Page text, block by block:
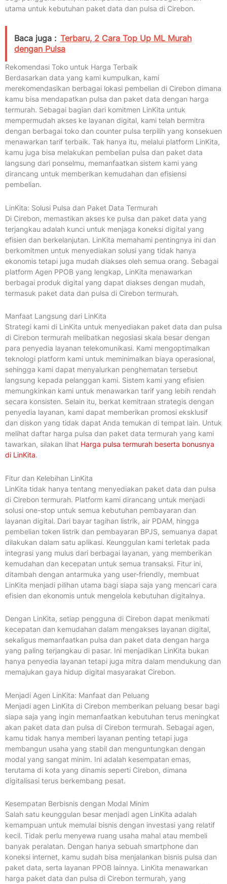
utama untuk kebutuhan paket data dan pulsa di Cirebon.
Baca juga : Terbaru, 2 Cara Top Up ML Murah
dengan Pulsa
Rekomendasi Toko untuk Harga Terbaik
Berdasarkan data yang kami kumpulkan, kami
merekomendasikan berbagai lokasi pembelian di Cirebon dimana
kamu bisa mendapatkan pulsa dan paket data dengan harga
termurah. Sebagai bagian dari komitmen LinKita untuk
mempermudah akses ke layanan digital, kami telah bermitra
dengan berbagai toko dan counter pulsa terpilih yang konsekuen
menawarkan tarif terbaik. Tak hanya itu, melalui platform LinKita,
kamu juga bisa melakukan pembelian pulsa dan paket data
langsung dari ponselmu, memanfaatkan sistem kami yang
dirancang untuk memberikan kemudahan dan efisiensi
pembelian.
LinKita: Solusi Pulsa dan Paket Data Termurah
Di Cirebon, memastikan akses ke pulsa dan paket data yang
terjangkau adalah kunci untuk menjaga koneksi digital yang
efisien dan berkelanjutan. LinKita memahami pentingnya ini dan
berkomitmen untuk menyediakan solusi yang tidak hanya
ekonomis tetapi juga mudah diakses oleh semua orang. Sebagai
platform Agen PPOB yang lengkap, LinKita menawarkan
berbagai produk digital yang dapat diakses dengan mudah,
termasuk paket data dan pulsa di Cirebon termurah.
Manfaat Langsung dari LinKita
Strategi kami di LinKita untuk menyediakan paket data dan pulsa
di Cirebon termurah melibatkan negosiasi skala besar dengan
para penyedia layanan telekomunikasi. Kami mengoptimalkan
teknologi platform kami untuk meminimalkan biaya operasional,
sehingga kami dapat menyalurkan penghematan tersebut
langsung kepada pelanggan kami. Sistem kami yang efisien
memungkinkan kami untuk menawarkan tarif yang lebih rendah
secara konsisten. Selain itu, berkat kemitraan strategis dengan
penyedia layanan, kami dapat memberikan promosi eksklusif
dan diskon yang tidak dapat Anda temukan di tempat lain. Untuk
melihat daftar harga pulsa dan paket data termurah yang kami
tawarkan, silakan lihat Harga pulsa termurah beserta bonusnya
di LinKita.
Fitur dan Kelebihan LinKita
LinKita tidak hanya tentang menyediakan paket data dan pulsa
di Cirebon termurah. Platform kami dirancang untuk menjadi
solusi one-stop untuk semua kebutuhan pembayaran dan
layanan digital. Dari bayar tagihan listrik, air PDAM, hingga
pembelian token listrik dan pembayaran BPJS, semuanya dapat
dilakukan dalam satu aplikasi. Keunggulan kami terletak pada
integrasi yang mulus dari berbagai layanan, yang memberikan
kemudahan dan kecepatan untuk semua transaksi. Fitur ini,
ditambah dengan antarmuka yang user-friendly, membuat
LinKita menjadi pilihan utama bagi siapa saja yang mencari cara
efisien dan ekonomis untuk mengelola kebutuhan digitalnya.
Dengan LinKita, setiap pengguna di Cirebon dapat menikmati
kecepatan dan kemudahan dalam mengakses layanan digital,
sekaligus memanfaatkan pulsa dan paket data dengan harga
yang paling terjangkau di pasar. Ini menjadikan LinKita bukan
hanya penyedia layanan tetapi juga mitra dalam mendukung dan
memajukan gaya hidup digital masyarakat Cirebon.
Menjadi Agen LinKita: Manfaat dan Peluang
Menjadi agen LinKita di Cirebon memberikan peluang besar bagi
siapa saja yang ingin memanfaatkan kebutuhan terus meningkat
akan paket data dan pulsa di Cirebon termurah. Sebagai agen,
kamu tidak hanya memberi layanan penting tetapi juga
membangun usaha yang stabil dan menguntungkan dengan
modal yang sangat minim. Ini adalah kesempatan emas,
terutama di kota yang dinamis seperti Cirebon, dimana
digitalisasi terus berkembang pesat.
Kesempatan Berbisnis dengan Modal Minim
Salah satu keunggulan besar menjadi agen LinKita adalah
kemampuan untuk memulai bisnis dengan investasi yang relatif
kecil. Tidak perlu menyewa ruang usaha mahal atau membeli
banyak peralatan. Dengan hanya sebuah smartphone dan
koneksi internet, kamu sudah bisa menjalankan bisnis pulsa dan
paket data, serta layanan PPOB lainnya. LinKita menawarkan
harga paket data dan pulsa di Cirebon termurah, yang